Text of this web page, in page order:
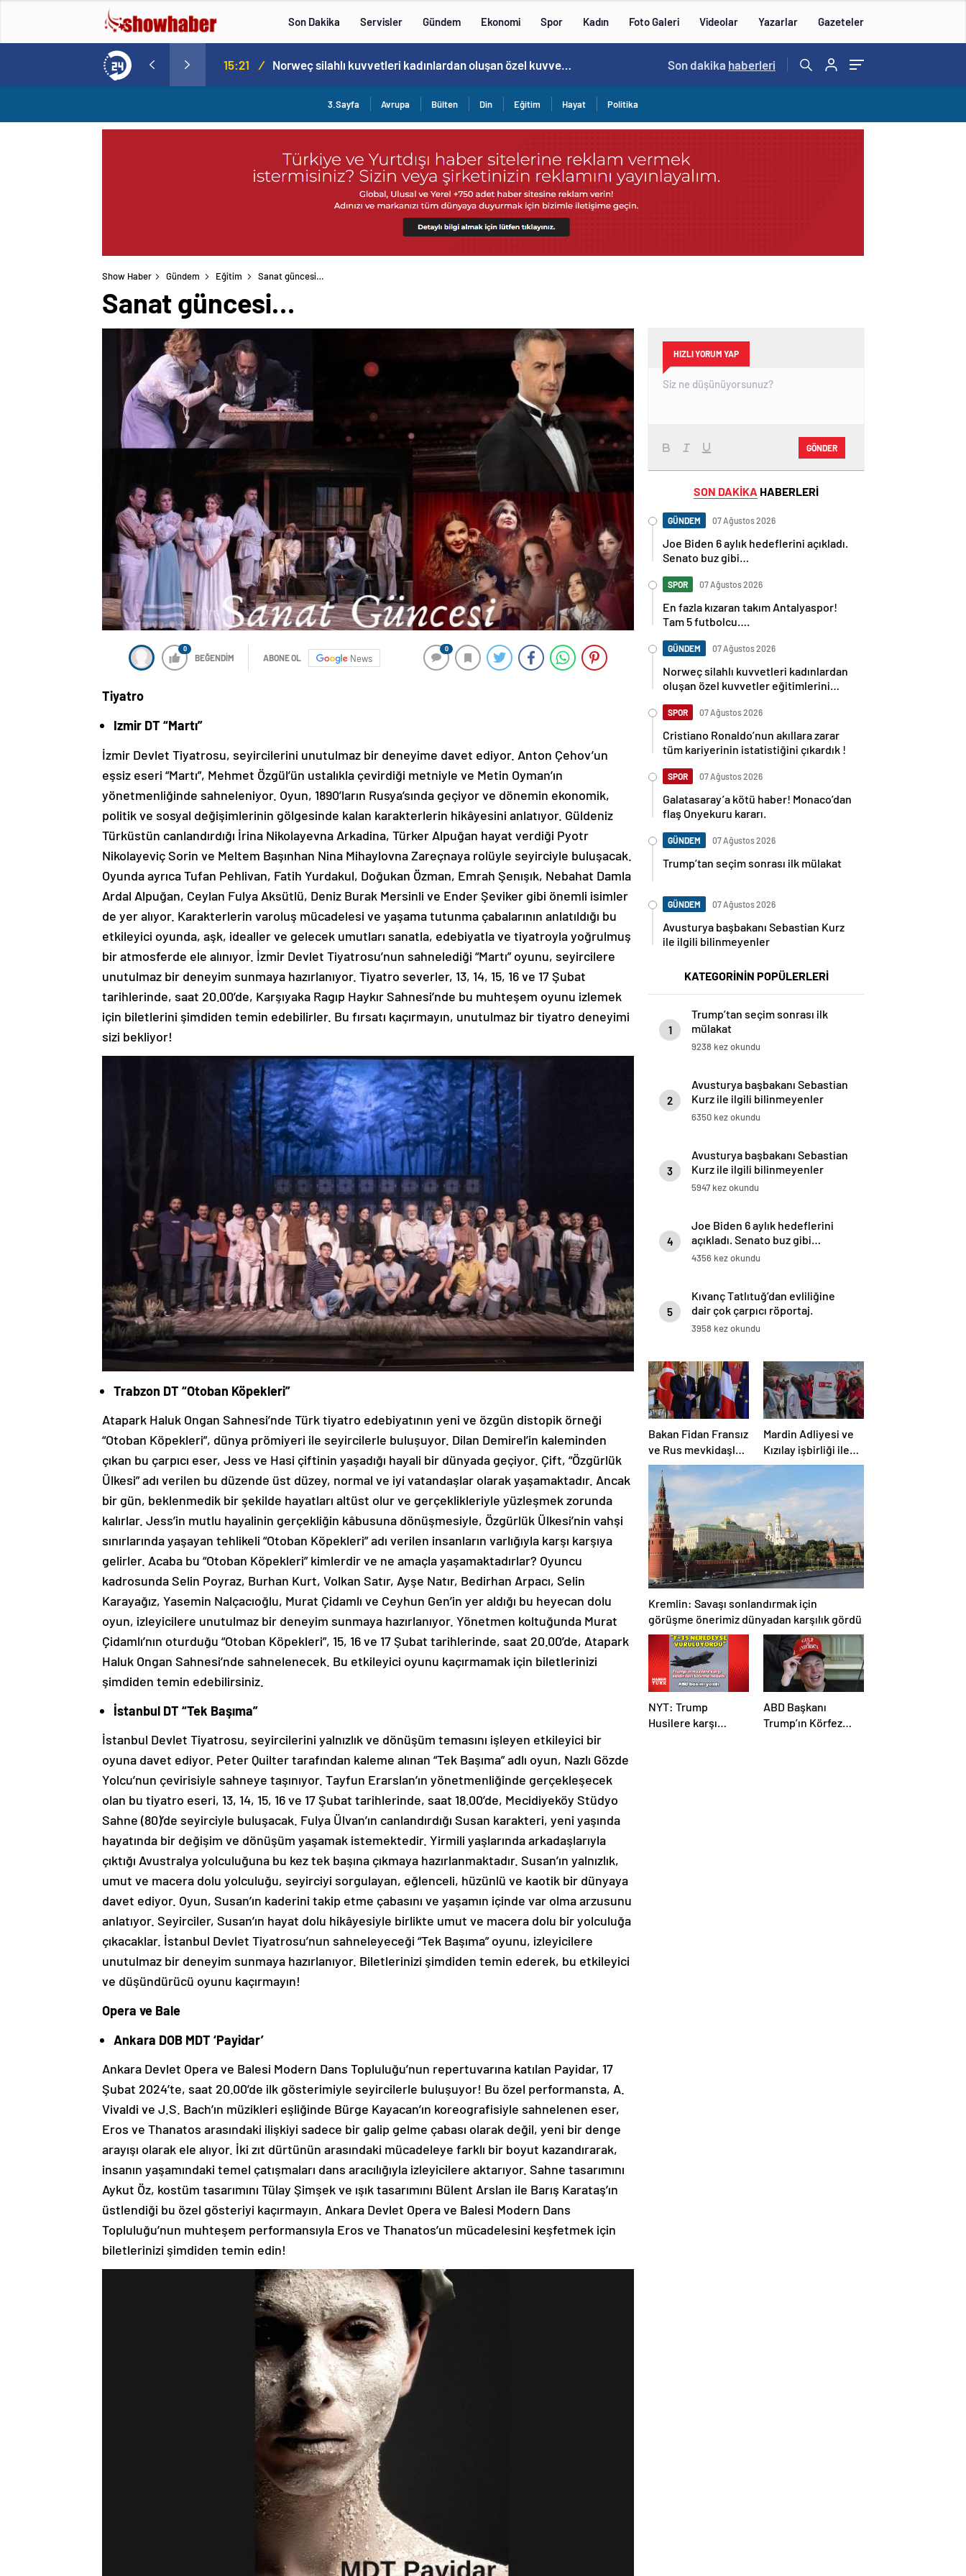
Son Dakika Servisler Gündem Ekonomi Spor Kadın Foto Galeri Videolar Yazarlar Gazeteler
Tam 5 futbolcu…. 15:21 / Norweç silahlı kuvvetleri kadınlardan oluşan özel kuvvetler eğitimlerini başlattı. 15:20 /
Son dakika haberleri
3.Sayfa Avrupa Bülten Din Eğitim Hayat Politika
Show Haber Gündem Eğitim Sanat güncesi…
Sanat güncesi…
0
BEĞENDİM ABONE OL News
0
Tiyatro
Izmir DT “Martı”
İzmir Devlet Tiyatrosu, seyircilerini unutulmaz bir deneyime davet ediyor. Anton Çehov’un
eşsiz eseri “Martı”, Mehmet Özgül’ün ustalıkla çevirdiği metniyle ve Metin Oyman’ın
yönetmenliğinde sahneleniyor. Oyun, 1890’ların Rusya’sında geçiyor ve dönemin ekonomik,
politik ve sosyal değişimlerinin gölgesinde kalan karakterlerin hikâyesini anlatıyor. Güldeniz
Türküstün canlandırdığı İrina Nikolayevna Arkadina, Türker Alpuğan hayat verdiği Pyotr
Nikolayeviç Sorin ve Meltem Başınhan Nina Mihaylovna Zareçnaya rolüyle seyirciyle buluşacak.
Oyunda ayrıca Tufan Pehlivan, Fatih Yurdakul, Doğukan Özman, Emrah Şenışık, Nebahat Damla
Ardal Alpuğan, Ceylan Fulya Aksütlü, Deniz Burak Mersinli ve Ender Şeviker gibi önemli isimler
de yer alıyor. Karakterlerin varoluş mücadelesi ve yaşama tutunma çabalarının anlatıldığı bu
etkileyici oyunda, aşk, idealler ve gelecek umutları sanatla, edebiyatla ve tiyatroyla yoğrulmuş
bir atmosferde ele alınıyor. İzmir Devlet Tiyatrosu’nun sahnelediği “Martı” oyunu, seyircilere
unutulmaz bir deneyim sunmaya hazırlanıyor. Tiyatro severler, 13, 14, 15, 16 ve 17 Şubat
tarihlerinde, saat 20.00’de, Karşıyaka Ragıp Haykır Sahnesi’nde bu muhteşem oyunu izlemek
için biletlerini şimdiden temin edebilirler. Bu fırsatı kaçırmayın, unutulmaz bir tiyatro deneyimi
sizi bekliyor!
Trabzon DT “Otoban Köpekleri”
Atapark Haluk Ongan Sahnesi’nde Türk tiyatro edebiyatının yeni ve özgün distopik örneği
“Otoban Köpekleri”, dünya prömiyeri ile seyircilerle buluşuyor. Dilan Demirel’in kaleminden
çıkan bu çarpıcı eser, Jess ve Hasi çiftinin yaşadığı hayali bir dünyada geçiyor. Çift, “Özgürlük
Ülkesi” adı verilen bu düzende üst düzey, normal ve iyi vatandaşlar olarak yaşamaktadır. Ancak
bir gün, beklenmedik bir şekilde hayatları altüst olur ve gerçeklikleriyle yüzleşmek zorunda
kalırlar. Jess’in mutlu hayalinin gerçekliğin kâbusuna dönüşmesiyle, Özgürlük Ülkesi’nin vahşi
sınırlarında yaşayan tehlikeli “Otoban Köpekleri” adı verilen insanların varlığıyla karşı karşıya
gelirler. Acaba bu “Otoban Köpekleri” kimlerdir ve ne amaçla yaşamaktadırlar? Oyuncu
kadrosunda Selin Poyraz, Burhan Kurt, Volkan Satır, Ayşe Natır, Bedirhan Arpacı, Selin
Karayağız, Yasemin Nalçacıoğlu, Murat Çidamlı ve Ceyhun Gen’in yer aldığı bu heyecan dolu
oyun, izleyicilere unutulmaz bir deneyim sunmaya hazırlanıyor. Yönetmen koltuğunda Murat
Çidamlı’nın oturduğu “Otoban Köpekleri”, 15, 16 ve 17 Şubat tarihlerinde, saat 20.00’de, Atapark
Haluk Ongan Sahnesi’nde sahnelenecek. Bu etkileyici oyunu kaçırmamak için biletlerinizi
şimdiden temin edebilirsiniz.
İstanbul DT “Tek Başıma”
İstanbul Devlet Tiyatrosu, seyircilerini yalnızlık ve dönüşüm temasını işleyen etkileyici bir
oyuna davet ediyor. Peter Quilter tarafından kaleme alınan “Tek Başıma” adlı oyun, Nazlı Gözde
Yolcu’nun çevirisiyle sahneye taşınıyor. Tayfun Erarslan’ın yönetmenliğinde gerçekleşecek
olan bu tiyatro eseri, 13, 14, 15, 16 ve 17 Şubat tarihlerinde, saat 18.00’de, Mecidiyeköy Stüdyo
Sahne (80)’de seyirciyle buluşacak. Fulya Ülvan’ın canlandırdığı Susan karakteri, yeni yaşında
hayatında bir değişim ve dönüşüm yaşamak istemektedir. Yirmili yaşlarında arkadaşlarıyla
çıktığı Avustralya yolculuğuna bu kez tek başına çıkmaya hazırlanmaktadır. Susan’ın yalnızlık,
umut ve macera dolu yolculuğu, seyirciyi sorgulayan, eğlenceli, hüzünlü ve kaotik bir dünyaya
davet ediyor. Oyun, Susan’ın kaderini takip etme çabasını ve yaşamın içinde var olma arzusunu
anlatıyor. Seyirciler, Susan’ın hayat dolu hikâyesiyle birlikte umut ve macera dolu bir yolculuğa
çıkacaklar. İstanbul Devlet Tiyatrosu’nun sahneleyeceği “Tek Başıma” oyunu, izleyicilere
unutulmaz bir deneyim sunmaya hazırlanıyor. Biletlerinizi şimdiden temin ederek, bu etkileyici
ve düşündürücü oyunu kaçırmayın!
Opera ve Bale
Ankara DOB MDT ‘Payidar’
Ankara Devlet Opera ve Balesi Modern Dans Topluluğu’nun repertuvarına katılan Payidar, 17
Şubat 2024’te, saat 20.00’de ilk gösterimiyle seyircilerle buluşuyor! Bu özel performansta, A.
Vivaldi ve J.S. Bach’ın müzikleri eşliğinde Bürge Kayacan’ın koreografisiyle sahnelenen eser,
Eros ve Thanatos arasındaki ilişkiyi sadece bir galip gelme çabası olarak değil, yeni bir denge
arayışı olarak ele alıyor. İki zıt dürtünün arasındaki mücadeleye farklı bir boyut kazandırarak,
insanın yaşamındaki temel çatışmaları dans aracılığıyla izleyicilere aktarıyor. Sahne tasarımını
Aykut Öz, kostüm tasarımını Tülay Şimşek ve ışık tasarımını Bülent Arslan ile Barış Karataş’ın
üstlendiği bu özel gösteriyi kaçırmayın. Ankara Devlet Opera ve Balesi Modern Dans
Topluluğu’nun muhteşem performansıyla Eros ve Thanatos’un mücadelesini keşfetmek için
biletlerinizi şimdiden temin edin!
HIZLI YORUM YAP
GÖNDER
SON DAKİKA HABERLERİ
GÜNDEM 07 Ağustos 2026
Joe Biden 6 aylık hedeflerini açıkladı.
Senato buz gibi…
SPOR 07 Ağustos 2026
En fazla kızaran takım Antalyaspor!
Tam 5 futbolcu….
GÜNDEM 07 Ağustos 2026
Norweç silahlı kuvvetleri kadınlardan
oluşan özel kuvvetler eğitimlerini
SPOR 07 Ağustos 2026
Cristiano Ronaldo’nun akıllara zarar
tüm kariyerinin istatistiğini çıkardık !
SPOR 07 Ağustos 2026
Galatasaray’a kötü haber! Monaco’dan
flaş Onyekuru kararı.
GÜNDEM 07 Ağustos 2026
Trump’tan seçim sonrası ilk mülakat
GÜNDEM 07 Ağustos 2026
Avusturya başbakanı Sebastian Kurz
ile ilgili bilinmeyenler
KATEGORİNİN POPÜLERLERİ
1
Trump’tan seçim sonrası ilk
mülakat
9238 kez okundu
2
Avusturya başbakanı Sebastian
Kurz ile ilgili bilinmeyenler
6350 kez okundu
3
Avusturya başbakanı Sebastian
Kurz ile ilgili bilinmeyenler
5947 kez okundu
4
Joe Biden 6 aylık hedeflerini
açıkladı. Senato buz gibi…
4356 kez okundu
5
Kıvanç Tatlıtuğ’dan evliliğine
dair çok çarpıcı röportaj.
3958 kez okundu
Bakan Fidan Fransız
ve Rus mevkidaşları
ile görüştü
Mardin Adliyesi ve
Kızılay işbirliği ile
Nijer’de içme suyu
tesisi açıldı
Kremlin: Savaşı sonlandırmak için
görüşme önerimiz dünyadan karşılık gördü
NYT: Trump
Husilere karşı
ABD Başkanı
Trump’ın Körfez